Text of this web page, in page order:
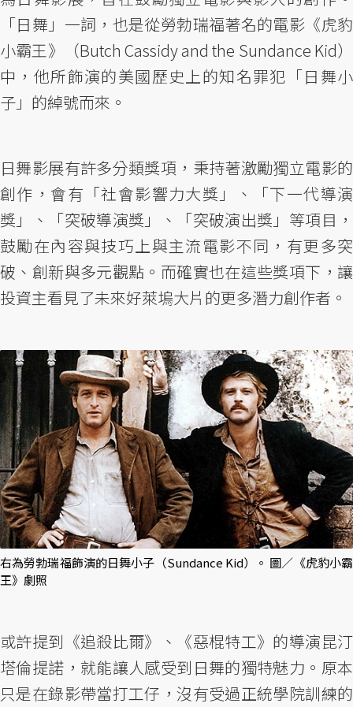
「日舞」一詞，也是從勞勃瑞福著名的電影《虎豹
小霸王》（Butch Cassidy and the Sundance Kid）
中，他所飾演的美國歷史上的知名罪犯「日舞小
子」的綽號而來。
日舞影展有許多分類獎項，秉持著激勵獨立電影的
創作，會有「社會影響力大獎」、「下一代導演
獎」、「突破導演獎」、「突破演出獎」等項目，
鼓勵在內容與技巧上與主流電影不同，有更多突
破、創新與多元觀點。而確實也在這些獎項下，讓
投資主看見了未來好萊塢大片的更多潛力創作者。
右為勞勃瑞福飾演的日舞小子（Sundance Kid）。 圖／《虎豹小霸
王》劇照
或許提到《追殺比爾》、《惡棍特工》的導演昆汀
塔倫提諾，就能讓人感受到日舞的獨特魅力。原本
只是在錄影帶當打工仔，沒有受過正統學院訓練的